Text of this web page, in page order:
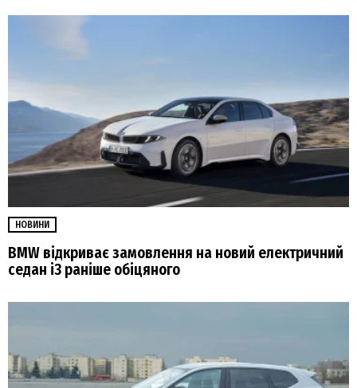
НОВИНИ
BMW відкриває замовлення на новий електричний
седан i3 раніше обіцяного